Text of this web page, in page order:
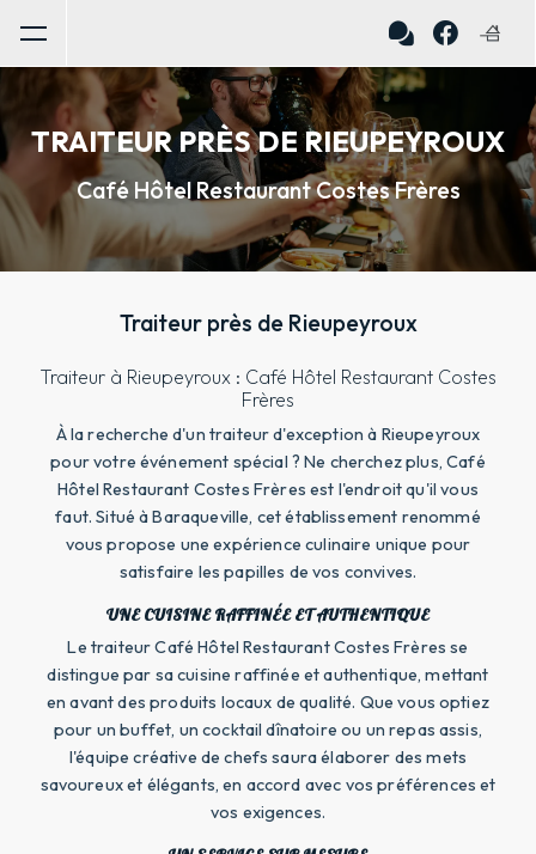
TRAITEUR PRÈS DE RIEUPEYROUX
Café Hôtel Restaurant Costes Frères
Traiteur près de Rieupeyroux
Traiteur à Rieupeyroux : Café Hôtel Restaurant Costes
Frères
À la recherche d'un traiteur d'exception à Rieupeyroux
pour votre événement spécial ? Ne cherchez plus, Café
Hôtel Restaurant Costes Frères est l'endroit qu'il vous
faut. Situé à Baraqueville, cet établissement renommé
vous propose une expérience culinaire unique pour
satisfaire les papilles de vos convives.
UNE CUISINE RAFFINÉE ET AUTHENTIQUE
Le traiteur Café Hôtel Restaurant Costes Frères se
distingue par sa cuisine raffinée et authentique, mettant
en avant des produits locaux de qualité. Que vous optiez
pour un buffet, un cocktail dînatoire ou un repas assis,
l'équipe créative de chefs saura élaborer des mets
savoureux et élégants, en accord avec vos préférences et
vos exigences.